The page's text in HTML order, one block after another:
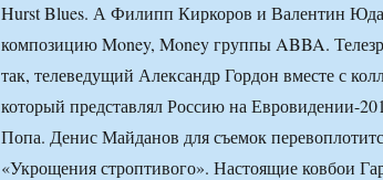
Hurst Blues. А Филипп Киркоров и Валентин
композицию Money, Money группы ABBA.
так, телеведущий Александр Гордон вместе с
который представлял Россию на Евровидении-
Попа. Денис Майданов для съемок
«Укрощения строптивого». Настоящие ковбои